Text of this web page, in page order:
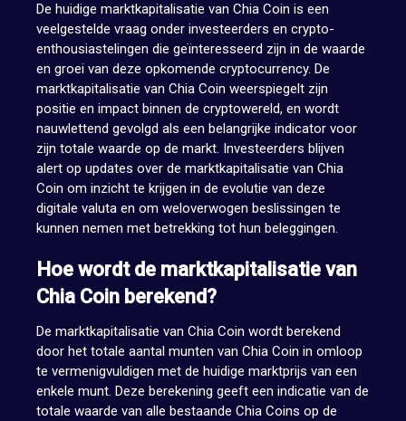
De huidige marktkapitalisatie van Chia Coin is een
veelgestelde vraag onder investeerders en crypto-
enthousiastelingen die geïnteresseerd zijn in de waarde
en groei van deze opkomende cryptocurrency. De
marktkapitalisatie van Chia Coin weerspiegelt zijn
positie en impact binnen de cryptowereld, en wordt
nauwlettend gevolgd als een belangrijke indicator voor
zijn totale waarde op de markt. Investeerders blijven
alert op updates over de marktkapitalisatie van Chia
Coin om inzicht te krijgen in de evolutie van deze
digitale valuta en om weloverwogen beslissingen te
kunnen nemen met betrekking tot hun beleggingen.
Hoe wordt de marktkapitalisatie van
Chia Coin berekend?
De marktkapitalisatie van Chia Coin wordt berekend
door het totale aantal munten van Chia Coin in omloop
te vermenigvuldigen met de huidige marktprijs van een
enkele munt. Deze berekening geeft een indicatie van de
totale waarde van alle bestaande Chia Coins op de